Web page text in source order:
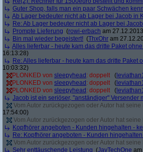
Guter Shop, falls man ein paar Schwächen
Ab Lager bedeuter nicht ab Lager bei Jacob in
Re: Ab Lager bedeuter nicht ab Lager bei
Prompte Lieferung (rowi-erbach am
Bin mal wieder begeistert! (ThxOhr am
Alles lieferbar - heute kam das dritte Paket
16:13:28)
Re: Alles lieferbar - heute kam das dritte Paket
10:03:32)
PLONKED von sleepyhead : doppelt (
PLONKED von sleepyhead : doppelt (
PLONKED von sleepyhead : doppelt (
Jacob ist ein seriöser, "anständiger" Versender
Vom Autor zurückgezogen oder Autor hat
17:54:00)
Vom Autor zurückgezogen oder Autor hat
Kopfhörer angeboten - Kunden hingehalten -
Re: Kopfhörer angeboten - Kunden
Vom Autor zurückgezogen oder Autor hat
Sehr enttäuschende Leistung (JayTechOne